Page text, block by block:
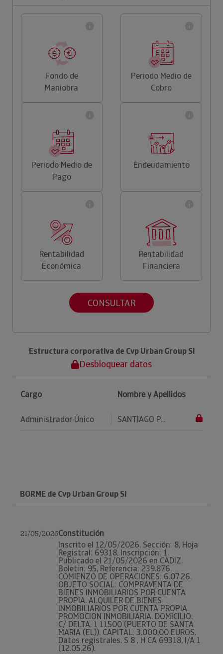
Fondo de
Maniobra
Periodo Medio de
Cobro
Periodo Medio de
Pago
Endeudamiento
Rentabilidad
Económica
Rentabilidad
Financiera
CONSULTAR
Estructura corporativa de Cvp Urban Group Sl
Desbloquear datos
Cargo Nombre y Apellidos
Administrador Único SANTIAGO P...
BORME de Cvp Urban Group Sl
21/05/2026Constitución
Inscrito el 12/05/2026. Sección: 8, Hoja
Registral: 69318, Inscripción: 1.
Publicado el 21/05/2026 en CADIZ.
Boletín: 95, Referencia: 239.876.
COMIENZO DE OPERACIONES: 6.07.26.
OBJETO SOCIAL: COMPRAVENTA DE
BIENES INMOBILIARIOS POR CUENTA
PROPIA. ALQUILER DE BIENES
INMOBILIARIOS POR CUENTA PROPIA.
PROMOCION INMOBILIARIA. DOMICILIO:
C/ DELTA, 1 11500 (PUERTO DE SANTA
MARIA (EL)). CAPITAL: 3.000,00 EUROS.
Datos registrales. S 8 , H CA 69318, I/A 1
(12.05.26).